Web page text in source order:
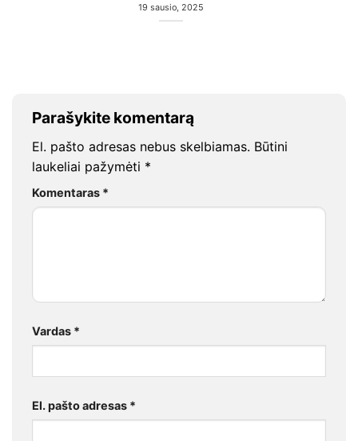
19 sausio, 2025
Parašykite komentarą
El. pašto adresas nebus skelbiamas. Būtini
laukeliai pažymėti *
Komentaras *
Vardas *
El. pašto adresas *